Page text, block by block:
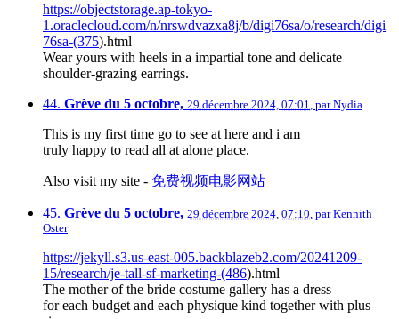
https://objectstorage.ap-tokyo-
1.oraclecloud.com/n/nrswdvazxa8j/b/digi76sa/o/research/digi
76sa-(375).html
Wear yours with heels in a impartial tone and delicate
shoulder-grazing earrings.
44. Grève du 5 octobre, 29 décembre 2024, 07:01 parNydia
This is my first time go to see at here and i am
truly happy to read all at alone place.
Also visit my site - 免费视频电影网站
45. Grève du 5 octobre, 29 décembre 2024, 07:10 parKennith
Oster
https://jekyll.s3.us-east-005.backblazeb2.com/20241209-
15/research/je-tall-sf-marketing-(486).html
The mother of the bride costume gallery has a dress
for each budget and each physique kind together with plus